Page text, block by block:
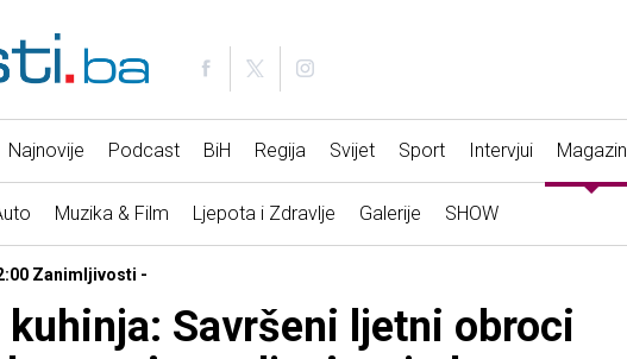
Najnovije Podcast BiH Regija Svijet Sport Intervjui Magazin
Muzika & Film Ljepota i Zdravlje Galerije SHOW
Zanimljivosti -
kuhinja: Savršeni ljetni obroci